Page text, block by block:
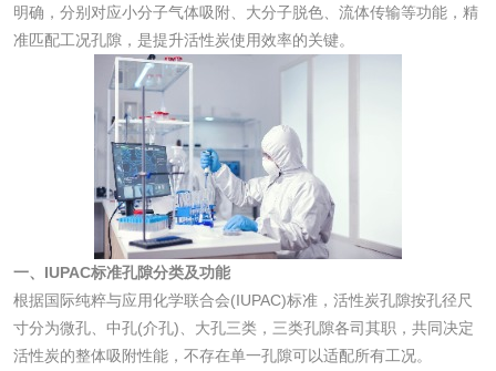
明确，分别对应小分子气体吸附、大分子脱色、流体传输等功能，精
准匹配工况孔隙，是提升活性炭使用效率的关键。
一、IUPAC标准孔隙分类及功能
根据国际纯粹与应用化学联合会(IUPAC)标准，活性炭孔隙按孔径尺
寸分为微孔、中孔(介孔)、大孔三类，三类孔隙各司其职，共同决定
活性炭的整体吸附性能，不存在单一孔隙可以适配所有工况。
验
日化产品
洗衣液检测
花露水检测
清洗剂检测 日化产品毒理检测
洗手液检测